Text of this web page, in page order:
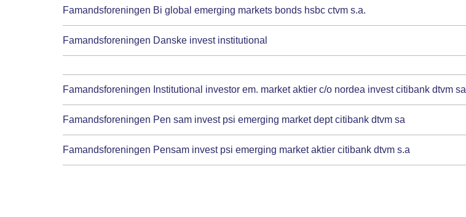
Famandsforeningen Bi global emerging markets bonds hsbc ctvm s.a.
Famandsforeningen Danske invest institutional
Famandsforeningen Institutional investor em. market aktier c/o nordea invest citibank dtvm sa
Famandsforeningen Pen sam invest psi emerging market dept citibank dtvm sa
Famandsforeningen Pensam invest psi emerging market aktier citibank dtvm s.a